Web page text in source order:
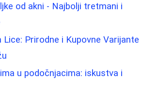
od akni - Najbolji tretmani i
Lice: Prirodne i Kupovne Varijante
u podočnjacima: iskustva i